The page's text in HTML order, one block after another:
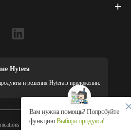
Hytera
и решения Hytera в приложении.
Corporation Limited All Rights Reserved
Вам нужна помощь? Попробуйте
функциюВыбора продукта!